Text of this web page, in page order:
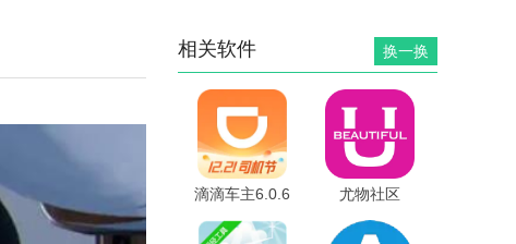
换一换
相关软件
滴滴车主6.0.6
版本
尤物社区